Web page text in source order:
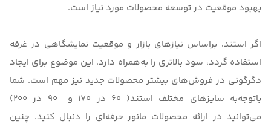
بهبود موقعیت در توسعه محصولات مورد نیاز است.
اگر استند، براساس نیازهای بازار و موقعیت نمایشگاهی در غرفه‌
استفاده گردد، سود بالاتری را به‌همراه دارد. این موضوع برای ایجاد
دگرگونی در فروش‌‌های بیشتر محصولات جدید نیز مهم است. شما
با‌توجه‌به سایزهای مختلف استند( 60 در 170 و 90 در 200)
می‌توانید در ارائه محصولات مانور حرفه‌ای را دنبال کنید. چنین